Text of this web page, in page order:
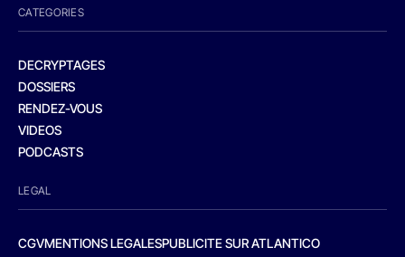
CATEGORIES
DECRYPTAGES
DOSSIERS
RENDEZ-VOUS
VIDEOS
PODCASTS
LEGAL
CGVMENTIONS LEGALESPUBLICITE SUR ATLANTICO